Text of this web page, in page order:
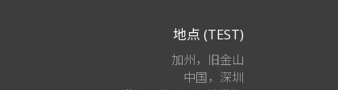
地点 (TEST)
加州，旧金山
中国，深圳